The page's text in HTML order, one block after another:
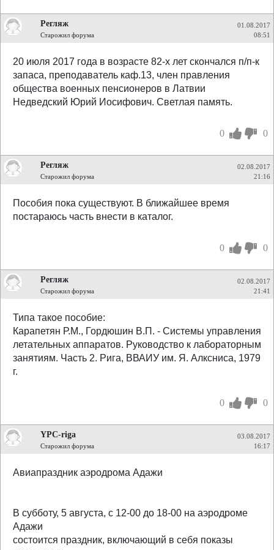
Регляж
Старожил форума
01.08.2017
08:51
20 июля 2017 года в возрасте 82-х лет скончался п/п-к
запаса, преподаватель каф.13, член правления
общества военных пенсионеров в Латвии
Недведский Юрий Иосифович. Светлая память.
0 0
Регляж
Старожил форума
02.08.2017
21:16
Пособия пока существуют. В ближайшее время
постараюсь часть внести в каталог.
0 0
Регляж
Старожил форума
02.08.2017
21:41
Типа такое пособие:
Карапетян Р.М., Гордюшин В.П. - Системы управления
летательных аппаратов. Руководство к лабораторным
занятиям. Часть 2. Рига, ВВАИУ им. Я. Алксниса, 1979
г.
0 0
YPC-riga
Старожил форума
03.08.2017
16:17
Авиaпраздник аэродрома Адажи
В субботу, 5 августа, с 12-00 до 18-00 на аэродроме
Адажи
состоится праздник, включающий в себя показы